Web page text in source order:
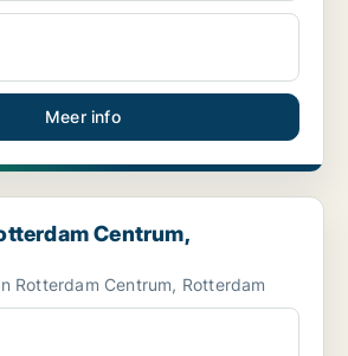
Meer info
Centrum, Rotterdam
Centrum,
Rotterdam Centrum, Rotterdam